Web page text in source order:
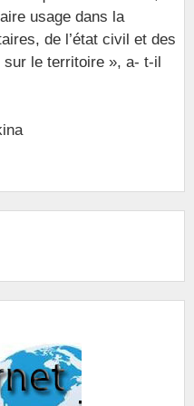
usage dans la
de l’état civil et des
sur le territoire », a- t-il